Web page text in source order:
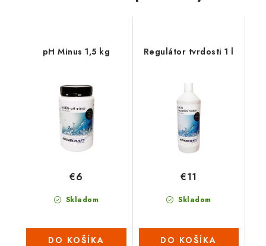
pH Minus 1,5 kg
Skladom
€6
DO KOŠÍKA
Regulátor tvrdosti 1 l
Skladom
€11
DO KOŠÍKA